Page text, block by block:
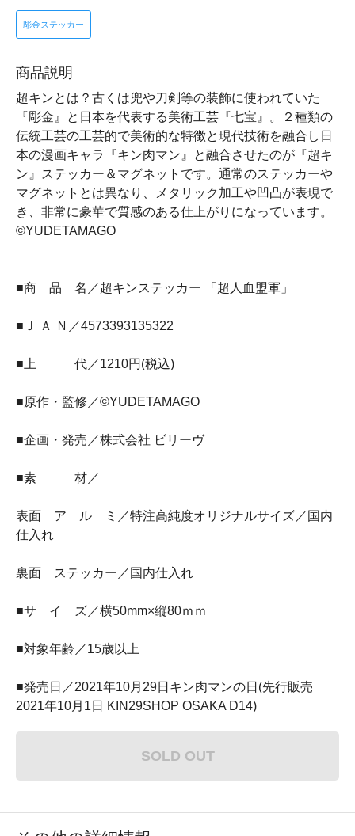
彫金ステッカー
商品説明
超キンとは？古くは兜や刀剣等の装飾に使われていた
『彫金』と日本を代表する美術工芸『七宝』。２種類の
伝統工芸の工芸的で美術的な特徴と現代技術を融合し日
本の漫画キャラ『キン肉マン』と融合させたのが『超キ
ン』ステッカー＆マグネットです。通常のステッカーや
マグネットとは異なり、メタリック加工や凹凸が表現で
き、非常に豪華で質感のある仕上がりになっています。
©YUDETAMAGO
■商 品 名／超キンステッカー 「超人血盟軍」
■Ｊ Ａ Ｎ／4573393135322
■上 代／1210円(税込)
■原作・監修／©YUDETAMAGO
■企画・発売／株式会社 ビリーヴ
■素 材／
表面 ア ル ミ／特注高純度オリジナルサイズ／国内
仕入れ
裏面 ステッカー／国内仕入れ
■サ イ ズ／横50mm×縦80ｍｍ
■対象年齢／15歳以上
■発売日／2021年10月29日キン肉マンの日(先行販売
2021年10月1日 KIN29SHOP OSAKA D14)
SOLD OUT